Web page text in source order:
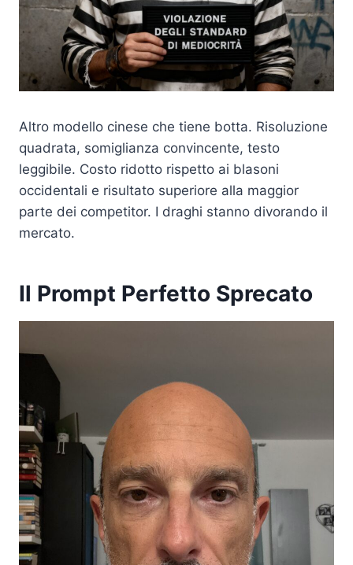
Altro modello cinese che tiene botta. Risoluzione
quadrata, somiglianza convincente, testo
leggibile. Costo ridotto rispetto ai blasoni
occidentali e risultato superiore alla maggior
parte dei competitor. I draghi stanno divorando il
mercato.
Il Prompt Perfetto Sprecato